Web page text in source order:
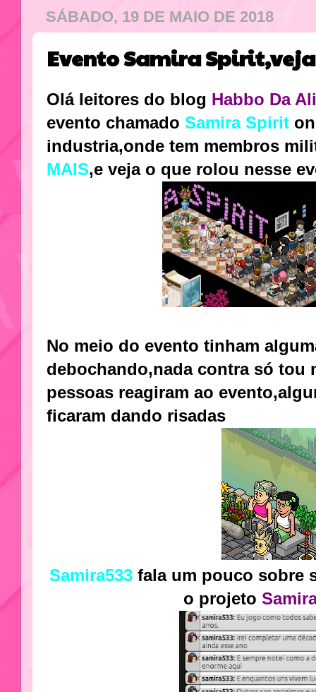
SÁBADO, 19 DE MAIO DE 2018
Evento Samira
Olá leitores do blog Habbo Da
evento chamado Samira Spirit
industria,onde tem membros
MAIS,e veja o que rolou nesse
No meio do evento tinham
debochando,nada contra só tou
pessoas reagiram ao
ficaram dando risadas
Samira533 fala um pouco sobre
o projeto